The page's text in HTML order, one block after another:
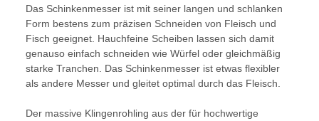
Das Schinkenmesser ist mit seiner langen und schlanken
Form bestens zum präzisen Schneiden von Fleisch und
Fisch geeignet. Hauchfeine Scheiben lassen sich damit
genauso einfach schneiden wie Würfel oder gleichmäßig
starke Tranchen. Das Schinkenmesser ist etwas flexibler
als andere Messer und gleitet optimal durch das Fleisch.
Der massive Klingenrohling aus der für hochwertige